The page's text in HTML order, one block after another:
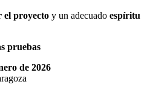
el proyecto y un adecuado espíritu
pruebas
de 2026